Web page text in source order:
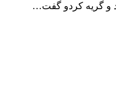
و گریه کردو گفت…